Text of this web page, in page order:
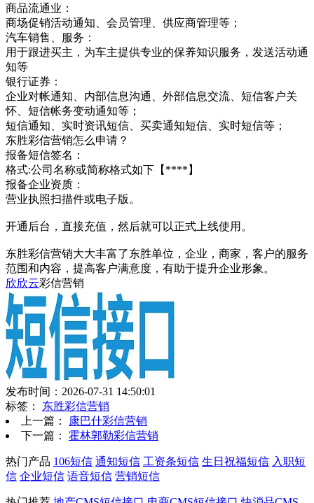
商品流通业：
商场促销活动通知、会员管理、供应商管理等；
汽车销售、服务：
用于跟进买主，为车主提供专业的保养知识服务，发送活动通
知等
银行证券：
企业对帐通知、内部信息沟通、外部信息交流、短信客户关
怀、短信帐务变动通知等；
短信通知、实时资讯短信、买卖通知短信、实时短信等；
东胜彩信营销怎么申请？
报备短信签名：
格式:公司名称或简称格式如下【****】
报备企业资质：
营业执照扫描件或电子版。
开通后台，直接充值，然后就可以正式上线使用。
东胜彩信营销大大丰富了东胜单位，企业，商家，客户的服务
范围和内容，提高客户满意度，有助于提升企业形象。
欣欣云彩信营销
发布时间：2026-07-31 14:50:01
标签： 东胜彩信营销
上一篇：
康巴什彩信营销
下一篇： 霍林郭勒彩信营销
热门产品 106短信 通知短信 工资条短信 生日祝福短信 入职短
信 企业短信 语音短信 营销短信